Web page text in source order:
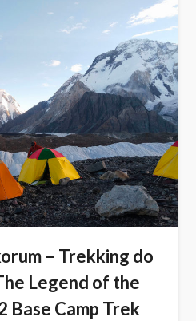
– Trekking do
Legend of the
Base Camp Trek